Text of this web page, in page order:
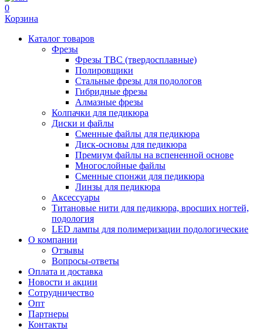
0
Корзина
Каталог товаров
Фрезы
Фрезы ТВС (твердосплавные)
Полировщики
Стальные фрезы для подологов
Гибридные фрезы
Алмазные фрезы
Колпачки для педикюра
Диски и файлы
Сменные файлы для педикюра
Диск-основы для педикюра
Премиум файлы на вспененной основе
Многослойные файлы
Сменные спонжи для педикюра
Линзы для педикюра
Аксессуары
Титановые нити для педикюра, вросших ногтей,
подология
LED лампы для полимеризации подологические
О компании
Отзывы
Вопросы-ответы
Оплата и доставка
Новости и акции
Сотрудничество
Опт
Партнеры
Контакты